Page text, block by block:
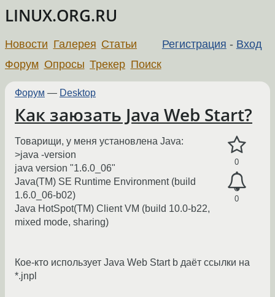
LINUX.ORG.RU
Регистрация - Вход
Новости Галерея Статьи
Форум Опросы Трекер Поиск
Форум — Desktop
Как заюзать Java Web Start?
0
0
Товарищи, у меня установлена Java:
>java -version
java version "1.6.0_06"
Java(TM) SE Runtime Environment (build
1.6.0_06-b02)
Java HotSpot(TM) Client VM (build 10.0-b22,
mixed mode, sharing)
Кое-кто использует Java Web Start b даёт ссылки на
*.jnpl